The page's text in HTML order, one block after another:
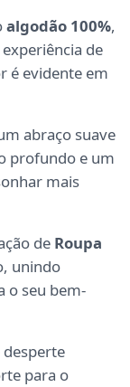
algodão 100%,
de
é evidente em
abraço suave
profundo e um
mais
de Roupa
unindo
o seu bem-
para o